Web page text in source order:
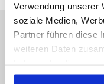
Verwendung unserer
soziale Medien,
Partner führen diese
weiteren Daten
gesammelt haben.
Ci